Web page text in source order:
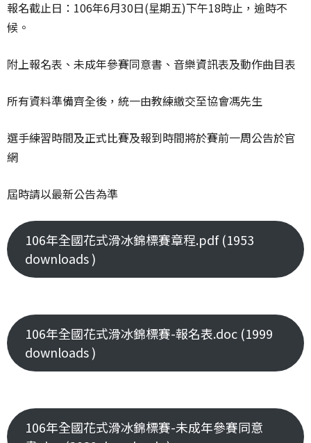
報名截止日：106年6月30日(星期五)下午18時止，逾時不
候。
附上報名表、未成年參賽同意書、音樂資訊表及動作曲目表
所有資料準備齊全後，統一由教練繳交至協會馮先生
選手練習時間及正式比賽及報到時間將於賽前一周公告於官
網
屆時請以最新公告為準
106年全國花式滑冰錦標賽章程.pdf (1953
downloads )
106年全國花式滑冰錦標賽-報名表.doc (1999
downloads )
106年全國花式滑冰錦標賽-未成年參賽同意